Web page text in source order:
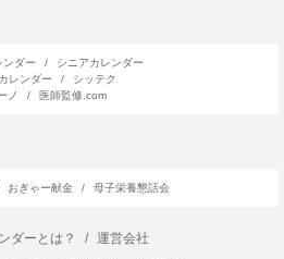
ンダー /
シニアカレンダー
レンダー
/
シッテク
ノ
/ 医師監修.com
おぎゃー献金 / 母子栄養懇話会
ダーとは？ /
運営会社